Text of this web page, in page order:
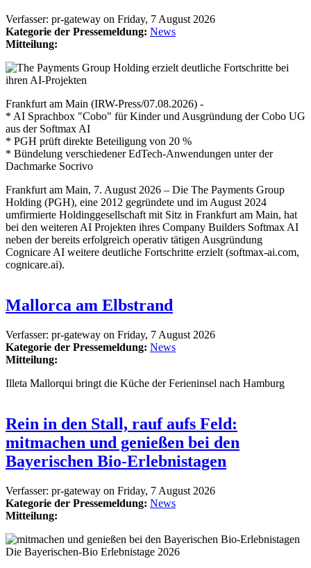
Verfasser: pr-gateway on Friday, 7 August 2026
Kategorie der Pressemeldung: News
Mitteilung:
Frankfurt am Main (IRW-Press/07.08.2026) -
* AI Sprachbox "Cobo" für Kinder und Ausgründung der Cobo UG
aus der Softmax AI
* PGH prüft direkte Beteiligung von 20 %
* Bündelung verschiedener EdTech-Anwendungen unter der
Dachmarke Socrivo
Frankfurt am Main, 7. August 2026 – Die The Payments Group
Holding (PGH), eine 2012 gegründete und im August 2024
umfirmierte Holdinggesellschaft mit Sitz in Frankfurt am Main, hat
bei den weiteren AI Projekten ihres Company Builders Softmax AI
neben der bereits erfolgreich operativ tätigen Ausgründung
Cognicare AI weitere deutliche Fortschritte erzielt (softmax-ai.com,
cognicare.ai).
Mallorca am Elbstrand
Verfasser: pr-gateway on Friday, 7 August 2026
Kategorie der Pressemeldung: News
Mitteilung:
Illeta Mallorqui bringt die Küche der Ferieninsel nach Hamburg
Rein in den Stall, rauf aufs Feld:
mitmachen und genießen bei den
Bayerischen Bio-Erlebnistagen
Verfasser: pr-gateway on Friday, 7 August 2026
Kategorie der Pressemeldung: News
Mitteilung:
Die Bayerischen-Bio Erlebnistage 2026